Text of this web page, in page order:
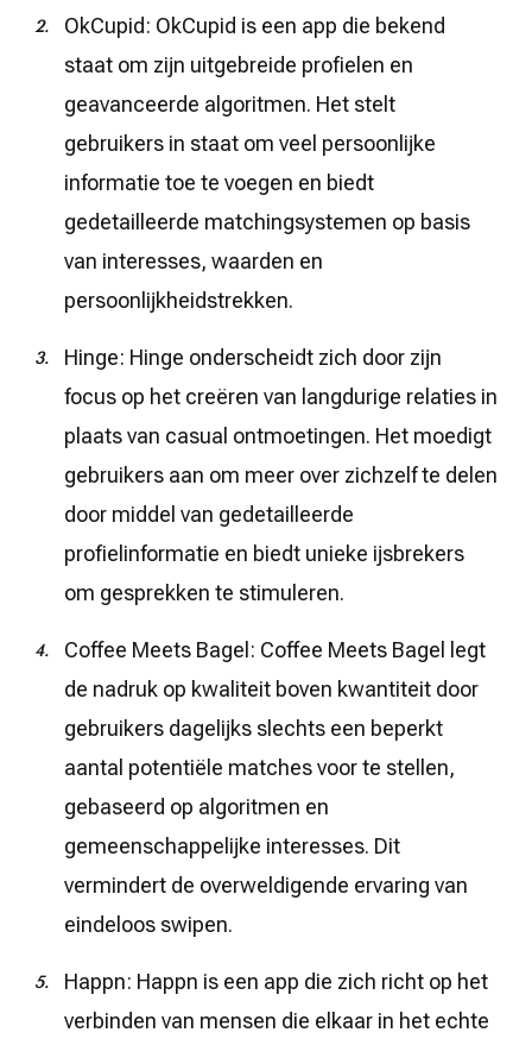
OkCupid: OkCupid is een app die bekend
staat om zijn uitgebreide profielen en
geavanceerde algoritmen. Het stelt
gebruikers in staat om veel persoonlijke
informatie toe te voegen en biedt
gedetailleerde matchingsystemen op basis
van interesses, waarden en
persoonlijkheidstrekken.
Hinge: Hinge onderscheidt zich door zijn
focus op het creëren van langdurige relaties in
plaats van casual ontmoetingen. Het moedigt
gebruikers aan om meer over zichzelf te delen
door middel van gedetailleerde
profielinformatie en biedt unieke ijsbrekers
om gesprekken te stimuleren.
Coffee Meets Bagel: Coffee Meets Bagel legt
de nadruk op kwaliteit boven kwantiteit door
gebruikers dagelijks slechts een beperkt
aantal potentiële matches voor te stellen,
gebaseerd op algoritmen en
gemeenschappelijke interesses. Dit
vermindert de overweldigende ervaring van
eindeloos swipen.
Happn: Happn is een app die zich richt op het
verbinden van mensen die elkaar in het echte